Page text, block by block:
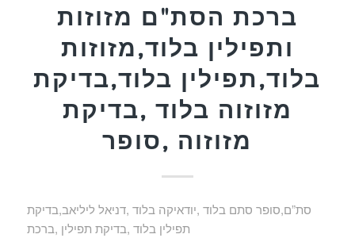
ברכת הסת"ם מזוזות
ותפילין בלוד,מזוזות
בלוד,תפילין בלוד,בדיקת
מזוזוה בלוד ,בדיקת
מזוזוה ,סופר
סת”ם,סופר סתם בלוד ,יודאיקה בלוד ,דניאל ליליאב,בדיקת
תפילין בלוד ,בדיקת תפילין ,ברכת